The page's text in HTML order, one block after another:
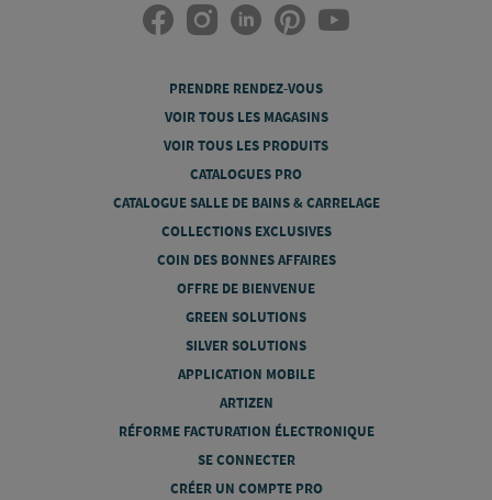
PRENDRE RENDEZ-VOUS
VOIR TOUS LES MAGASINS
VOIR TOUS LES PRODUITS
CATALOGUES PRO
CATALOGUE SALLE DE BAINS & CARRELAGE
COLLECTIONS EXCLUSIVES
COIN DES BONNES AFFAIRES
OFFRE DE BIENVENUE
GREEN SOLUTIONS
SILVER SOLUTIONS
APPLICATION MOBILE
ARTIZEN
RÉFORME FACTURATION ÉLECTRONIQUE
SE CONNECTER
CRÉER UN COMPTE PRO